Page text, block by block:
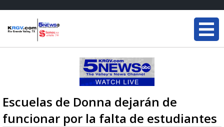
Escuelas de Donna dejarán de
funcionar por la falta de estudiantes